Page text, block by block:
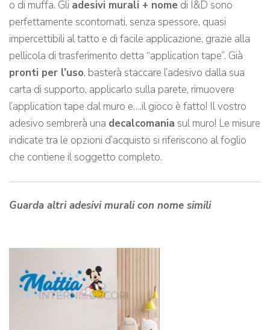
o di muffa. Gli adesivi murali + nome di I&D sono
perfettamente scontornati, senza spessore, quasi
impercettibili al tatto e di facile applicazione, grazie alla
pellicola di trasferimento detta “application tape”. Già
pronti per l’uso, basterà staccare l’adesivo dalla sua
carta di supporto, applicarlo sulla parete, rimuovere
l’application tape dal muro e….il gioco è fatto! Il vostro
adesivo sembrerà una decalcomania sul muro! Le misure
indicate tra le opzioni d’acquisto si riferiscono al foglio
che contiene il soggetto completo.
Guarda altri adesivi murali con nome simili